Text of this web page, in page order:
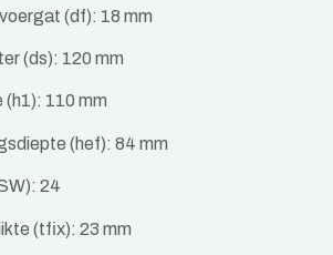
(df): 18 mm
(ds): 120 mm
110 mm
(hef): 84 mm
24
(tfix): 23 mm